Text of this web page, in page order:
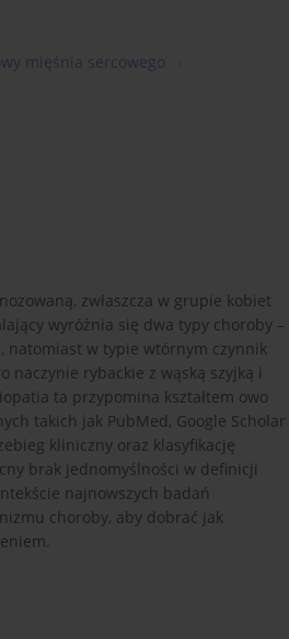
mięśnia sercowego
zwłaszcza w grupie kobiet
wyróżnia się dwa typy choroby –
natomiast w typie wtórnym czynnik
naczynie rybackie z wąską szyjką i
ta przypomina kształtem owo
takich jak PubMed, Google Scholar
kliniczny oraz klasyfikację
brak jednomyślności w definicji
najnowszych badań
choroby, aby dobrać jak